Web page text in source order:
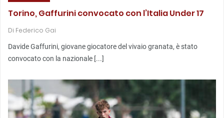
Torino, Gaffurini convocato con l’Italia Under 17
Di Federico Gai
Davide Gaffurini, giovane giocatore del vivaio granata, è stato
convocato con la nazionale [...]